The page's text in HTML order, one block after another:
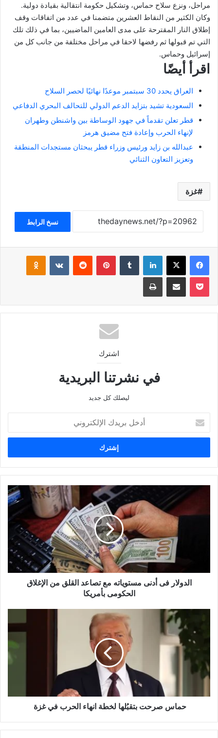
مراحل، ونزع سلاح حماس، وتشكيل حكومة انتقالية بقيادة دولية.
وكان الكثير من النقاط العشرين متضمنا في عدد من اتفاقات وقف
إطلاق النار المقترحة على مدى العامين الماضيين، بما في ذلك تلك
التي تم قبولها ثم رفضها لاحقا في مراحل مختلفة من جانب كل من
إسرائيل وحماس.
اقرأ أيضًا
العراق يحدد 30 سبتمبر موعدًا نهائيًا لحصر السلاح
السعودية تشيد بتزايد الدعم الدولي للتحالف البحري الدفاعي
قطر تعلن تقدماً في جهود الوساطة بين واشنطن وطهران
لإنهاء الحرب وإعادة فتح مضيق هرمز
عبدالله بن زايد ورئيس وزراء قطر يبحثان مستجدات المنطقة
وتعزيز التعاون الثنائي
غزة
نسخ الرابط
فيسبوك ‫X لينكدإن بينتيريست
‫Pocket مشاركة عبر البريد طباعة
اشترك
في نشرتنا البريدية
ليصلك كل جديد
بريدك
الإلكتروني
الدولار
الإغلاق
الحكومىالدولار فى أدنى مستوياته مع تصاعد القلق من الإغلاق
الحكومى بأمريكا
بتقبُلها
الحرب
في
حماس صرحت بتقبُلها لخطة انهاء الحرب في غزة